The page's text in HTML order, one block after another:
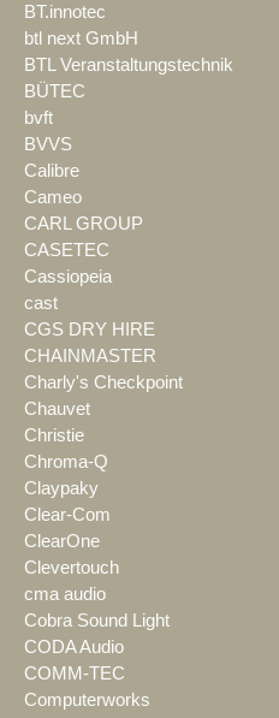
BT.innotec
btl next GmbH
BTL Veranstaltungstechnik
BÜTEC
bvft
BVVS
Calibre
Cameo
CARL GROUP
CASETEC
Cassiopeia
cast
CGS DRY HIRE
CHAINMASTER
Charly's Checkpoint
Chauvet
Christie
Chroma-Q
Claypaky
Clear-Com
ClearOne
Clevertouch
cma audio
Cobra Sound Light
CODA Audio
COMM-TEC
Computerworks